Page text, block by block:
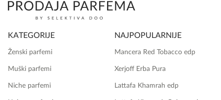
KATEGORIJE
Ženski parfemi
Muški parfemi
Niche parfemi
NAJPOPULARNIJE
Mancera Red Tobacco edp
Xerjoff Erba Pura
Lattafa Khamrah edp